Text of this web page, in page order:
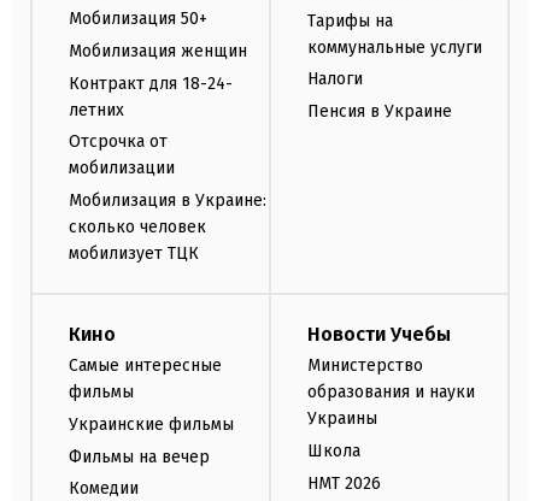
Мобилизация 50+
Мобилизация женщин
Контракт для 18-24-
летних
Отсрочка от
мобилизации
Мобилизация в Украине:
сколько человек
мобилизует ТЦК
Тарифы на
коммунальные услуги
Налоги
Пенсия в Украине
Кино
Самые интересные
фильмы
Украинские фильмы
Фильмы на вечер
Комедии
Новости Учебы
Министерство
образования и науки
Украины
Школа
НМТ 2026